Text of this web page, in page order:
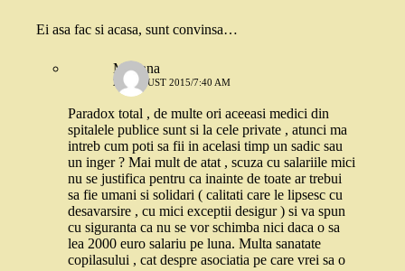
Ei asa fac si acasa, sunt convinsa…
Mariana
27 AUGUST 2015/7:40 AM
Paradox total , de multe ori aceeasi medici din
spitalele publice sunt si la cele private , atunci ma
intreb cum poti sa fii in acelasi timp un sadic sau
un inger ? Mai mult de atat , scuza cu salariile mici
nu se justifica pentru ca inainte de toate ar trebui
sa fie umani si solidari ( calitati care le lipsesc cu
desavarsire , cu mici exceptii desigur ) si va spun
cu siguranta ca nu se vor schimba nici daca o sa
lea 2000 euro salariu pe luna. Multa sanatate
copilasului , cat despre asociatia pe care vrei sa o